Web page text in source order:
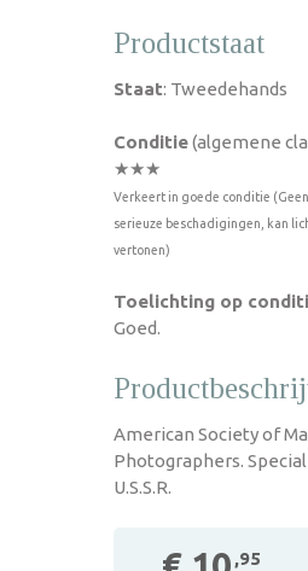
Productstaat
Staat: Tweedehands
Conditie(algemene
★★★
Verkeert in goede conditie
serieuze beschadigingen, kan
vertonen)
Toelichting op
Goed.
American Society of
Photographers.
U.S.S.R.
,95